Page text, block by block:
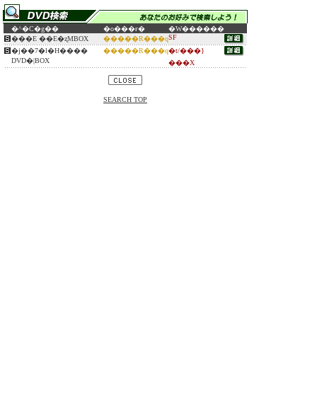
�^�C�g�� �o���ғ�
�W������
���E ��E�ʐMBOX
�����R���qSF
�j��7�l�H����
DVD�|BOX
�����R���q�t/���}
���X
SEARCH TOP